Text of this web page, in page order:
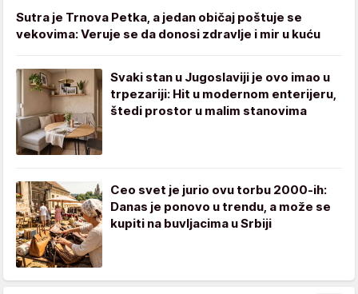
Sutra je Trnova Petka, a jedan običaj poštuje se
vekovima: Veruje se da donosi zdravlje i mir u kuću
Svaki stan u Jugoslaviji je ovo imao u
trpezariji: Hit u modernom enterijeru,
štedi prostor u malim stanovima
Ceo svet je jurio ovu torbu 2000-ih:
Danas je ponovo u trendu, a može se
kupiti na buvljacima u Srbiji